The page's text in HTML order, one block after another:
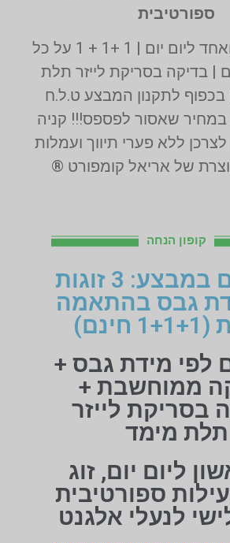
ספורטיבית
אחד לספורט ואחד ליום יום | 1 +1 + 1 על כל
| בדיקה בסריקת לייזר תלת
בכפוף לתקנון המבצע ט.ל.ח
שאסור לפספס!!! קניה
ללא פערי תיווך ועמלות
של אריאל קומפורט ®
קופון הנחה
מדרסים במבצע: 3 זוגות
גבס בהתאמה
חינם)
לפי מידת גבס +
ממוחשבת +
בסריקת לייזר
תלת מימד
ליום יום, זוג
ספורטיבית
לנעלי אלגנט